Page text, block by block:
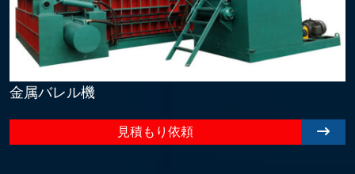
金属バレル機
見積もり依頼